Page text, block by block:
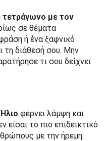
τετράγωνο με τον
σε θέματα
ή ένα ξαφνικό
τη διάθεσή σου. Μην
τι σου δείχνει
φέρνει λάμψη και
το πιο επιδεικτικό
με την ήρεμη